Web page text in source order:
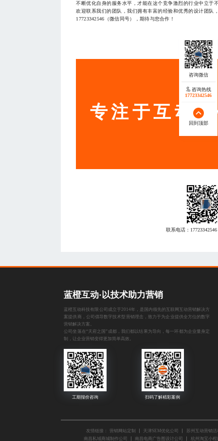
不断优化自身的服务水平，才能在这个竞争激烈的行业中立于
欢迎联系我们的团队，我们拥有丰富的经验和优秀的设计团队
17723342546（微信同号），期待与您合作！
— THE
服务
专注于互动
联系电话： 17723342546
咨询热线
17723342546
回到顶部
蓝橙互动·以技术助力营销
蓝橙互动科技有限公司成立于2014年，是国内领先的互联网互动营销解决方
案提供商，公司倡导数字技术型营销理念，致力于为企业提供全方位的数字
营销解决方案。
公司坐落在“天府之国”成都，我们都以结果为导向，每一环都为企业量身定
制，让企业营销变得更加简单高效。
友情链接： 营销网站定制 天津SEM优化公司
苏州互动营销活
南昌私域商城制作公司
南昌电商广告图设计公司 杭州淘宝小程